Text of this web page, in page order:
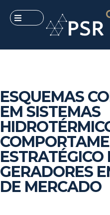
ESQUEMAS
EM SISTEMAS
GERADORES
DE MERCADO